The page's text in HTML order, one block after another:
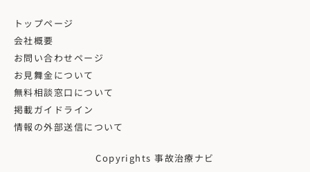
トップページ
会社概要
お問い合わせページ
お見舞金について
無料相談窓口について
掲載ガイドライン
情報の外部送信について
Copyrights 事故治療ナビ